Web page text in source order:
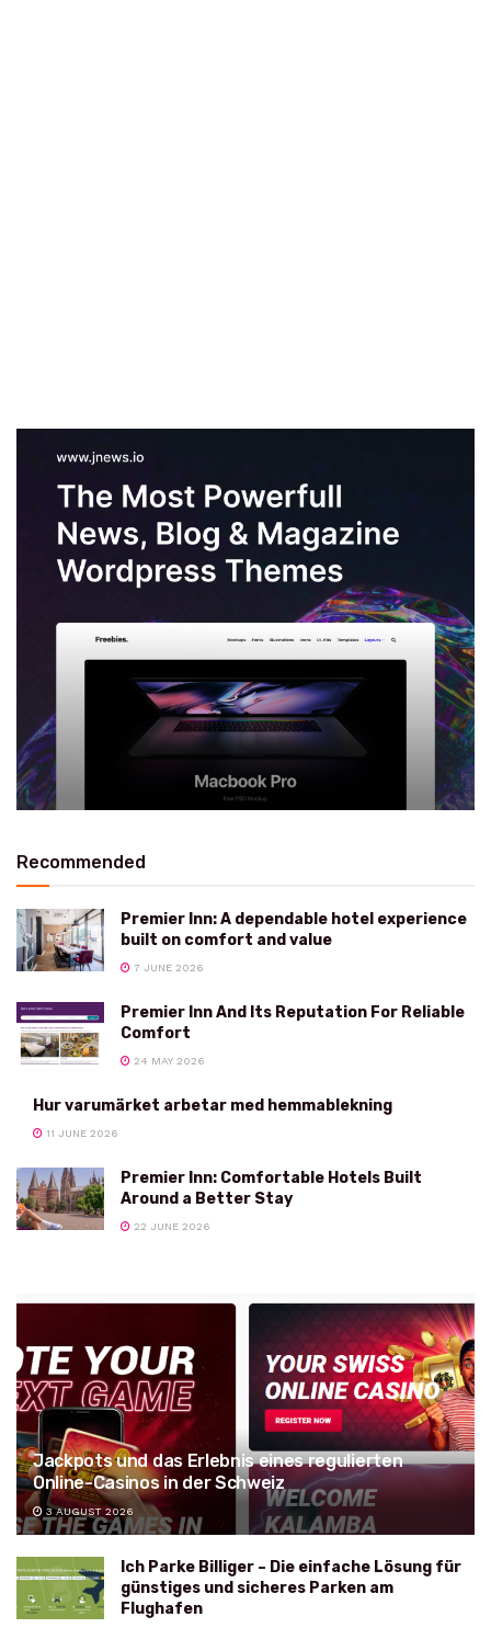
Recommended
Premier Inn: A dependable hotel experience
built on comfort and value
7 JUNE 2026
Premier Inn And Its Reputation For Reliable
Comfort
24 MAY 2026
Hur varumärket arbetar med hemmablekning
11 JUNE 2026
Premier Inn: Comfortable Hotels Built
Around a Better Stay
22 JUNE 2026
Jackpots und das Erlebnis eines regulierten
Online-Casinos in der Schweiz
3 AUGUST 2026
Ich Parke Billiger – Die einfache Lösung für
günstiges und sicheres Parken am
Flughafen